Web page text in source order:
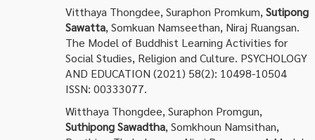
Vitthaya Thongdee, Suraphon Promkum, Sutipong
Sawatta, Somkuan Namseethan, Niraj Ruangsan.
The Model of Buddhist Learning Activities for
Social Studies, Religion and Culture. PSYCHOLOGY
AND EDUCATION (2021) 58(2): 10498-10504
ISSN: 00333077.
Witthaya Thongdee, Suraphon Promgun,
Suthipong Sawadtha, Somkhoun Namsithan,